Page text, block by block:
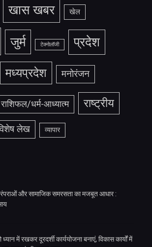
खास खबर खेल
जुर्म टेक्नोलॉजी प्रदेश
मध्यप्रदेश मनोरंजन
राशिफल/धर्म-आध्यात्म राष्ट्रीय
लेख व्यापार
और सामाजिक समरसता का मजबूत आधार :
में रखकर दूरदर्शी कार्ययोजना बनाएं, विकास कार्यों में